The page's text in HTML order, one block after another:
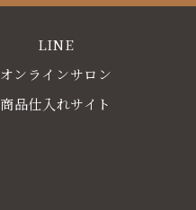
LINE
オンラインサロン
商品仕入れサイト